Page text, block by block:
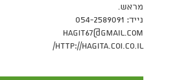
מראש.
נייד: 054-2589091
hagit67@gmail.com
http://hagita.coi.co.il/